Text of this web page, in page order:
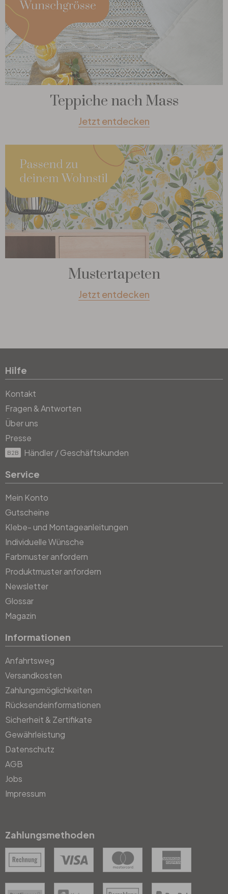
Teppiche nach Mass
Jetzt entdecken
Mustertapeten
Jetzt entdecken
Hilfe
Kontakt
Fragen & Antworten
Über uns
Presse
B2B Händler / Geschäftskunden
Service
Mein Konto
Gutscheine
Klebe- und Montageanleitungen
Individuelle Wünsche
Farbmuster anfordern
Produktmuster anfordern
Newsletter
Glossar
Magazin
Informationen
Anfahrtsweg
Versandkosten
Zahlungsmöglichkeiten
Rücksendeinformationen
Sicherheit & Zertifikate
Gewährleistung
Datenschutz
AGB
Jobs
Impressum
Zahlungsmethoden